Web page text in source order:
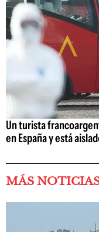
Un turista
en España y está
MÁS